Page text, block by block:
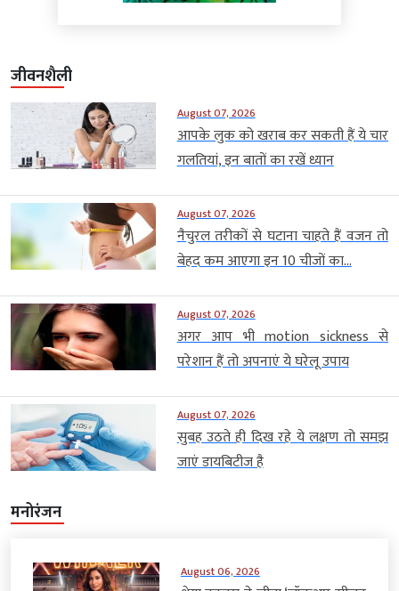
जीवनशैली
August 07, 2026
आपके लुक को खराब कर सकती हैं ये चार
गलतियां, इन बातों का रखें ध्यान
August 07, 2026
नैचुरल तरीकों से घटाना चाहते हैं वजन तो
बेहद कम आएगा इन 10 चीजों का...
August 07, 2026
अगर आप भी motion sickness से
परेशान हैं तो अपनाएं ये घरेलू उपाय
August 07, 2026
सुबह उठते ही दिख रहे ये लक्षण तो समझ
जाएं डायबिटीज है
मनोरंजन
August 06, 2026